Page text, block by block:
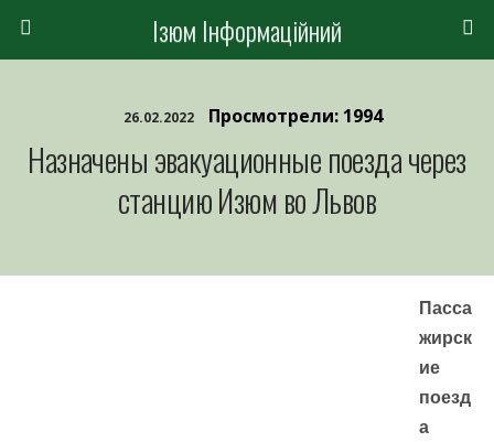
Ізюм Інформаційний
26.02.2022 Просмотрели: 1994
Назначены эвакуационные поезда через
станцию Изюм во Львов
Пасса
жирск
ие
поезд
а